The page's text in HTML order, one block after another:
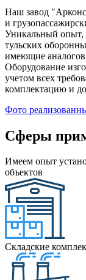
Наш завод
и
Уникальный опыт,
тульских
имеющие аналогов
Оборудование
учетом всех
комплектацию и
Фото
Сферы
Имеем опыт
объектов
Складские